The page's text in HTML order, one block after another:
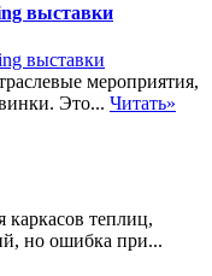
выставки
мероприятия,
Это... Читать»
теплиц,
но ошибка при...